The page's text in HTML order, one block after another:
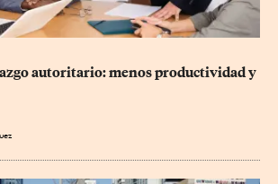
autoritario: menos productividad y